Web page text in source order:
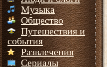
Музыка
Общество
Путешествия и
события
Развлечения
Сериалы